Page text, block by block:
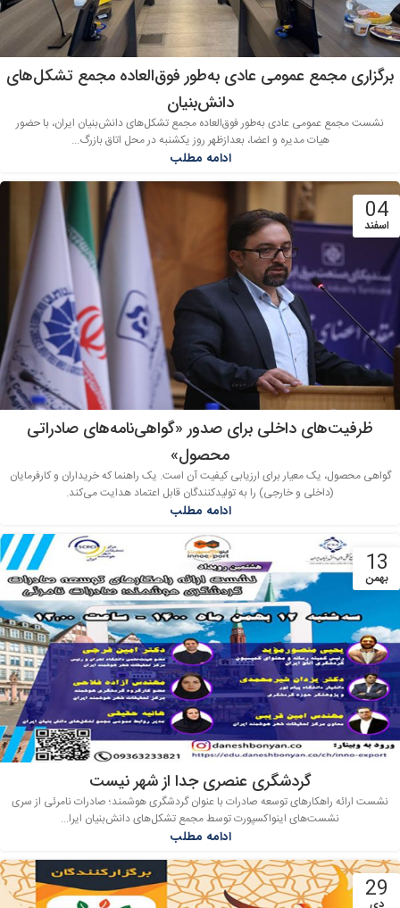
برگزاری مجمع عمومی عادی به‌طور فوق‌العاده مجمع تشکل‌های
دانش‌بنیان
نشست مجمع عمومی عادی به‌طور فوق‌العاده مجمع تشکل‌های دانش‌بنیان ایران، با حضور
هیات مدیره و اعضا، بعدازظهر روز یکشنبه در محل اتاق بازرگ...
ادامه مطلب
04
اسفند
ظرفیت‌های داخلی برای صدور «گواهی‌نامه‌های صادراتی
محصول»
گواهی محصول، یک معیار برای ارزیابی کیفیت آن است. یک راهنما که خریداران و کارفرمایان
(داخلی و خارجی) را به تولید‌کنندگان قابل اعتماد هدایت می‌کند.
ادامه مطلب
13
بهمن
گردشگری عنصری جدا از شهر نیست
نشست ارائه راهکارهای توسعه صادرات با عنوان گردشگری هوشمند؛ صادرات نامرئی از سری
نشست‌های اینواکسپورت توسط مجمع تشکل‌های دانش‌بنیان ایرا...
ادامه مطلب
29
دی